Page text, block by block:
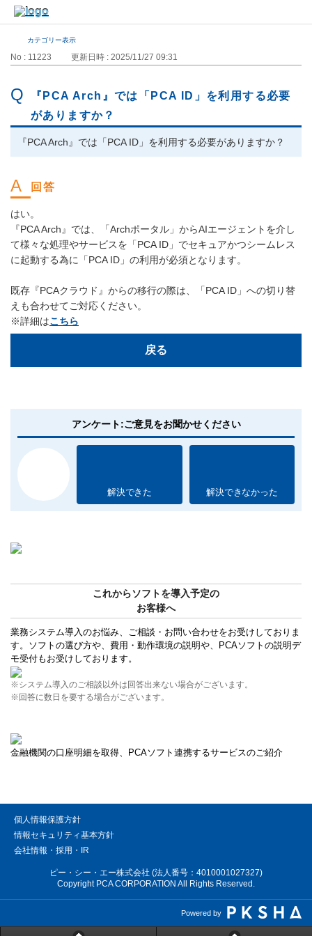
カテゴリー表示
No : 11223 更新日時 : 2025/11/27 09:31
『PCA Arch』では「PCA ID」を利用する必要
がありますか？
『PCA Arch』では「PCA ID」を利用する必要がありますか？
はい。
『PCA Arch』では、「Archポータル」からAIエージェントを介し
て様々な処理やサービスを「PCA ID」でセキュアかつシームレス
に起動する為に「PCA ID」の利用が必須となります。
既存『PCAクラウド』からの移行の際は、「PCA ID」への切り替
えも合わせてご対応ください。
※詳細はこちら
戻る
アンケート:ご意見をお聞かせください
解決できた 解決できなかった
これからソフトを導入予定の
お客様へ
業務システム導入のお悩み、ご相談・お問い合わせをお受けしておりま
す。ソフトの選び方や、費用・動作環境の説明や、PCAソフトの説明デ
モ受付もお受けしております。
※システム導入のご相談以外は回答出来ない場合がございます。
※回答に数日を要する場合がございます。
金融機関の口座明細を取得、PCAソフト連携するサービスのご紹介
個人情報保護方針
情報セキュリティ基本方針
会社情報・採用・IR
ピー・シー・エー株式会社 (法人番号：4010001027327)
Copyright PCA CORPORATION All Rights Reserved.
Powered by